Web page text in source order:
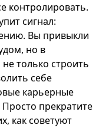
контролировать.
сигнал:
Вы привыкли
но в
только строить
себе
карьерные
прекратите
как советуют